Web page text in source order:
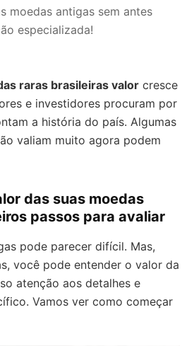
moedas antigas sem antes
especializada!
raras brasileiras valor cresce
e investidores procuram por
a história do país. Algumas
valiam muito agora podem
das suas moedas
passos para avaliar
pode parecer difícil. Mas,
você pode entender o valor da
atenção aos detalhes e
Vamos ver como começar